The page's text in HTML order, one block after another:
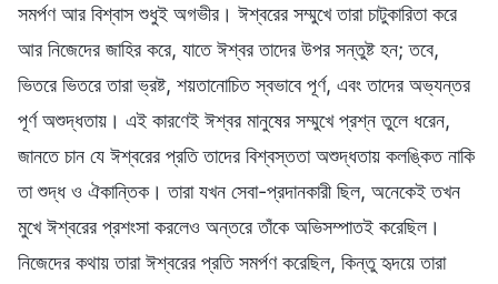
সমর্পণ আর বিশ্বাস শুধুই অগভীর। ঈশ্বরের সম্মুখে তারা চাটুকারিতা করে
আর নিজেদের জাহির করে, যাতে ঈশ্বর তাদের উপর সন্তুষ্ট হন; তবে,
ভিতরে ভিতরে তারা ভ্রষ্ট, শয়তানোচিত স্বভাবে পূর্ণ, এবং তাদের অভ্যন্তর
পূর্ণ অশুদ্ধতায়। এই কারণেই ঈশ্বর মানুষের সম্মুখে প্রশ্ন তুলে ধরেন,
জানতে চান যে ঈশ্বরের প্রতি তাদের বিশ্বস্ততা অশুদ্ধতায় কলঙ্কিত নাকি
তা শুদ্ধ ও ঐকান্তিক। তারা যখন সেবা-প্রদানকারী ছিল, অনেকেই তখন
মুখে ঈশ্বরের প্রশংসা করলেও অন্তরে তাঁকে অভিসম্পাতই করেছিল।
নিজেদের কথায় তারা ঈশ্বরের প্রতি সমর্পণ করেছিল, কিন্তু হৃদয়ে তারা